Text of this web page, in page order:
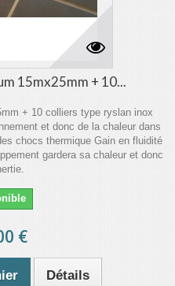
15mx25mm + 10...
+ 10 colliers type ryslan inox
et donc de la chaleur dans
chocs thermique Gain en fluidité
gardera sa chaleur et donc
€
Détails